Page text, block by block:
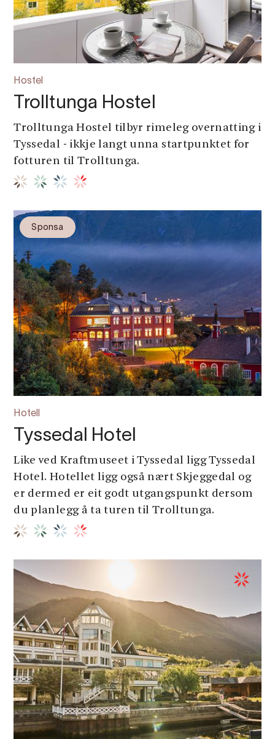
Hostel
Trolltunga Hostel
Trolltunga Hostel tilbyr rimeleg overnatting i
Tyssedal - ikkje langt unna startpunktet for
fotturen til Trolltunga.
Sponsa
Hotell
Tyssedal Hotel
Like ved Kraftmuseet i Tyssedal ligg Tyssedal
Hotel. Hotellet ligg også nært Skjeggedal og
er dermed er eit godt utgangspunkt dersom
du planlegg å ta turen til Trolltunga.